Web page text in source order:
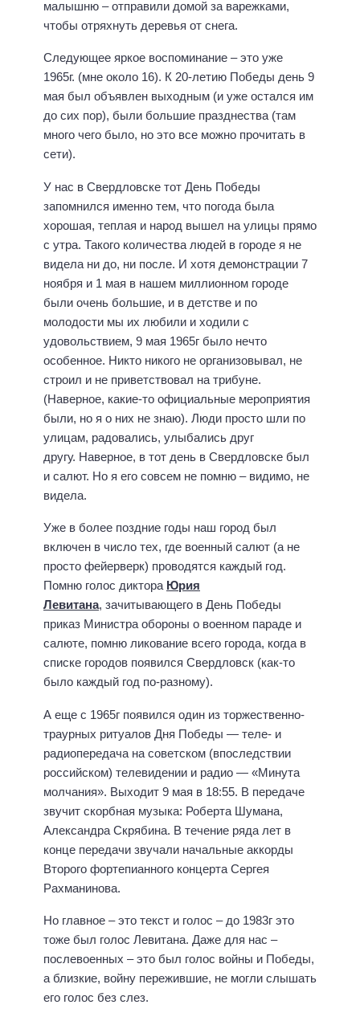
малышню – отправили домой за варежками,
чтобы отряхнуть деревья от снега.
Следующее яркое воспоминание – это уже
1965г. (мне около 16). К 20-летию Победы день 9
мая был объявлен выходным (и уже остался им
до сих пор), были большие празднества (там
много чего было, но это все можно прочитать в
сети).
У нас в Свердловске тот День Победы
запомнился именно тем, что погода была
хорошая, теплая и народ вышел на улицы прямо
с утра. Такого количества людей в городе я не
видела ни до, ни после. И хотя демонстрации 7
ноября и 1 мая в нашем миллионном городе
были очень большие, и в детстве и по
молодости мы их любили и ходили с
удовольствием, 9 мая 1965г было нечто
особенное. Никто никого не организовывал, не
строил и не приветствовал на трибуне.
(Наверное, какие-то официальные мероприятия
были, но я о них не знаю). Люди просто шли по
улицам, радовались, улыбались друг
другу. Наверное, в тот день в Свердловске был
и салют. Но я его совсем не помню – видимо, не
видела.
Уже в более поздние годы наш город был
включен в число тех, где военный салют (а не
просто фейерверк) проводятся каждый год.
Помню голос диктора Юрия
Левитана, зачитывающего в День Победы
приказ Министра обороны о военном параде и
салюте, помню ликование всего города, когда в
списке городов появился Свердловск (как-то
было каждый год по-разному).
А еще с 1965г появился один из торжественно-
траурных ритуалов Дня Победы — теле- и
радиопередача на советском (впоследствии
российском) телевидении и радио — «Минута
молчания». Выходит 9 мая в 18:55. В передаче
звучит скорбная музыка: Роберта Шумана,
Александра Скрябина. В течение ряда лет в
конце передачи звучали начальные аккорды
Второго фортепианного концерта Сергея
Рахманинова.
Но главное – это текст и голос – до 1983г это
тоже был голос Левитана. Даже для нас –
послевоенных – это был голос войны и Победы,
а близкие, войну пережившие, не могли слышать
его голос без слез.